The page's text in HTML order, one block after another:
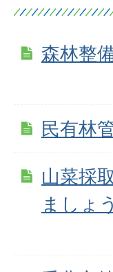
森林整
民有林
山菜採
ましょう